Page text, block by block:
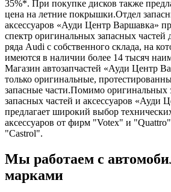
35%*. При покупке дисков также
цена на летние покрышки.Отдел
аксессуаров «Ауди Центр Варшавка»
спектр оригинальных запасных частей
ряда Audi с собственного склада, на
имеются в наличии более 14 тысяч
Магазин автозапчастей «Ауди Центр
только оригинальные,
запасные части.Помимо оригинальных
запасных частей и аксессуаров «Ауди
предлагает широкий выбор
аксессуаров от фирм "Votex" и
"Castrol".
Мы работаем с
марками